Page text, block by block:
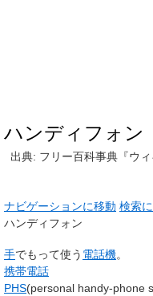
ハンディフォン
出典: フリー百科事典『ウ
ナビゲーションに移動 検索
ハンディフォン
手でもって使う 電話機。
携帯電話
PHS(personal handy-phone